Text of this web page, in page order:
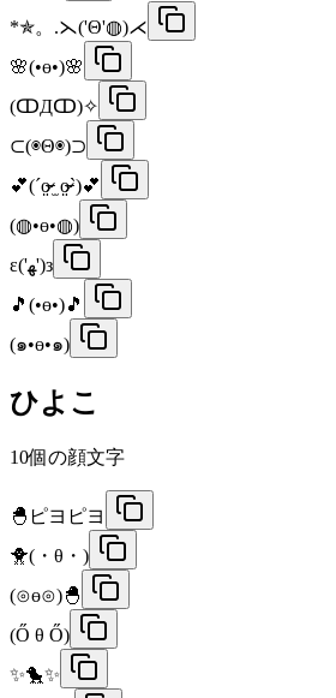
*✯。.⋋('Θ'◍)⋌
🌸(•ө•)🌸
(ↀДↀ)✧
⊂(◉Θ◉)⊃
💕(ˊo̴̶̷̤ ̫ o̴̶̷̤ˋ)💕
(◍•ө•◍)
ε('ﻬ')з
🎵(•ө•)🎵
(๑•ө•๑)
ひよこ
10個の顔文字
🐣ピヨピヨ
🐥(・θ・)
(⊙ө⊙)🐣
(Ő θ Ő)
✨🐤✨